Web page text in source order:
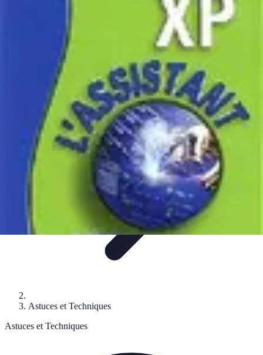
Techniques de Speedcubing
Astuces et
Résolution Techniques et Astuces
Astuces Rubik Cube
Astuces et Techniques
Astuces et Techniques